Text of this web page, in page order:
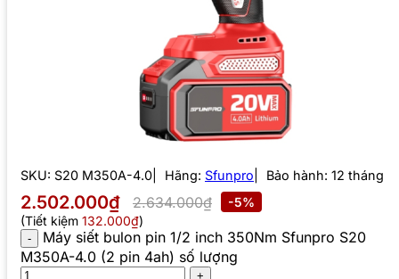
SKU: S20 M350A-4.0 Hãng: Sfunpro Bảo hành: 12 tháng
2.502.000₫ 2.634.000₫
-5%
(Tiết kiệm 132.000₫)
Máy siết bulon pin 1/2 inch 350Nm Sfunpro S20
M350A-4.0 (2 pin 4ah) số lượng